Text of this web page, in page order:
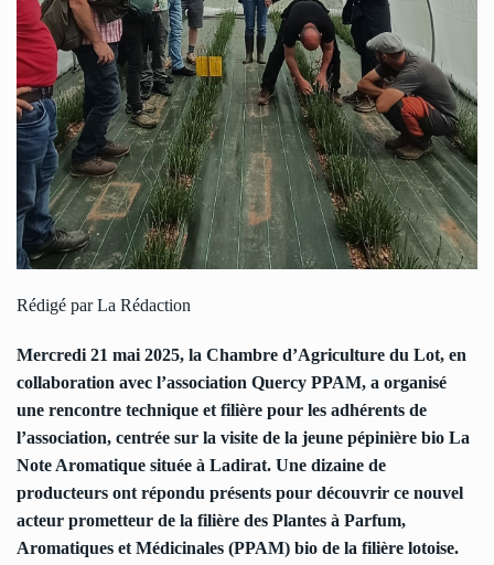
Rédigé par La Rédaction
Mercredi 21 mai 2025, la Chambre d’Agriculture du Lot, en
collaboration avec l’association Quercy PPAM, a organisé
une rencontre technique et filière pour les adhérents de
l’association, centrée sur la visite de la jeune pépinière bio La
Note Aromatique située à Ladirat. Une dizaine de
producteurs ont répondu présents pour découvrir ce nouvel
acteur prometteur de la filière des Plantes à Parfum,
Aromatiques et Médicinales (PPAM) bio de la filière lotoise.